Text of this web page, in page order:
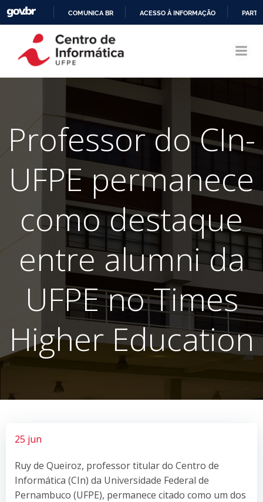
CONTEÚDO
COMUNICA BR ACESSO À INFORMAÇÃO
Professor do CIn-
UFPE permanece
como destaque
entre alumni da
UFPE no Times
Higher Education
25 jun
Ruy de Queiroz, professor titular do Centro de
Informática (CIn) da Universidade Federal de
Pernambuco (UFPE), permanece citado como um dos